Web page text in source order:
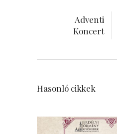
Adventi
Koncert
Hasonló cikkek